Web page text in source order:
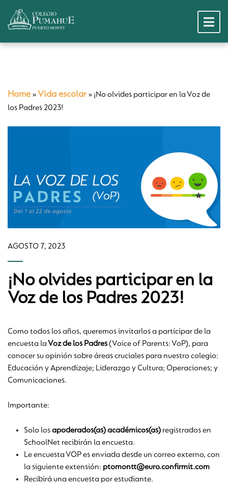
Home » Vida escolar» ¡No olvides participar en la Voz de
los Padres 2023!
AGOSTO 7, 2023
¡No olvides participar en la
Voz de los Padres 2023!
Como todos los años, queremos invitarlos a participar de la
encuesta la Voz de los Padres(Voice of Parents: VoP), para
conocer su opinión sobre áreas cruciales para nuestro colegio:
Educación y Aprendizaje; Liderazgo y Cultura; Operaciones; y
Comunicaciones.
Importante:
Solo losapoderados(as) académicos(as) registrados en
SchoolNet recibirán la encuesta.
Le encuesta VOP es enviada desde un correo externo, con
la siguiente extensión: ptomontt@euro.confirmit.com
Recibirá una encuesta por estudiante.